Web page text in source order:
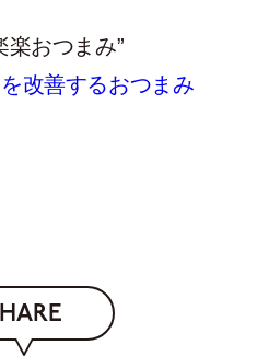
楽おつまみ”
改善するおつまみ